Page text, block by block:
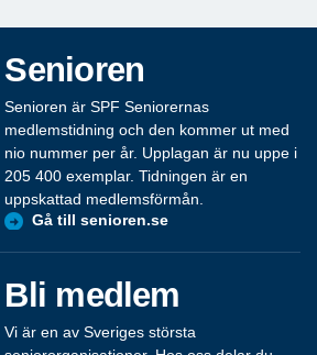
Senioren
Senioren är SPF Seniorernas
medlemstidning och den kommer ut med
nio nummer per år. Upplagan är nu uppe i
205 400 exemplar. Tidningen är en
uppskattad medlemsförmån.
Gå till senioren.se
Bli medlem
Vi är en av Sveriges största